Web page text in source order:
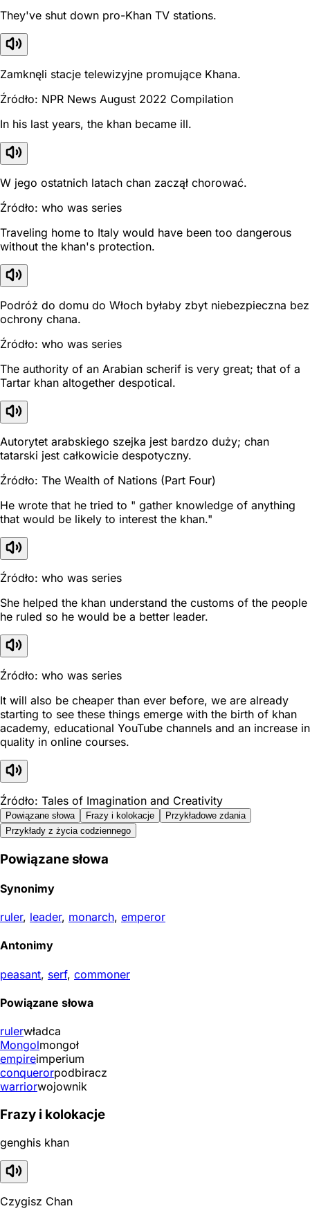
They've shut down pro-Khan TV stations.
Zamknęli stacje telewizyjne promujące Khana.
Źródło: NPR News August 2022 Compilation
In his last years, the khan became ill.
W jego ostatnich latach chan zaczął chorować.
Źródło: who was series
Traveling home to Italy would have been too dangerous
without the khan's protection.
Podróż do domu do Włoch byłaby zbyt niebezpieczna bez
ochrony chana.
Źródło: who was series
The authority of an Arabian scherif is very great; that of a
Tartar khan altogether despotical.
Autorytet arabskiego szejka jest bardzo duży; chan
tatarski jest całkowicie despotyczny.
Źródło: The Wealth of Nations (Part Four)
He wrote that he tried to " gather knowledge of anything
that would be likely to interest the khan."
Źródło: who was series
She helped the khan understand the customs of the people
he ruled so he would be a better leader.
Źródło: who was series
It will also be cheaper than ever before, we are already
starting to see these things emerge with the birth of khan
academy, educational YouTube channels and an increase in
quality in online courses.
Źródło: Tales of Imagination and Creativity
Powiązane słowa Frazy i kolokacje
Przykładowe zdania
Przykłady z życia codziennego
Powiązane słowa
Synonimy
ruler, leader, monarch, emperor
Antonimy
peasant, serf, commoner
Powiązane słowa
rulerwładca
Mongolmongoł
empireimperium
conquerorpodbiracz
warriorwojownik
Frazy i kolokacje
genghis khan
Czygisz Chan